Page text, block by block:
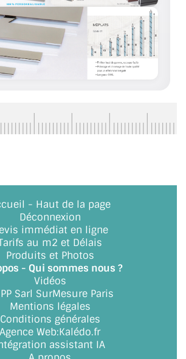
INSPIRATIONS
DU VERRE ?
- BUC 78
- Haut de la page
Déconnexion
immédiat en ligne
au m2 et Délais
Produits et Photos
- Qui sommes nous ?
Vidéos
Sarl SurMesure Paris
Mentions légales
Conditions générales
Agence Web:Kalédo.fr
assistant IA